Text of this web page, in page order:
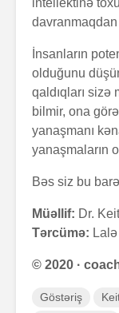
intellektinə
İnsanların
olduğunu
qaldıqları sizə
bilmir, ona
yanaşmanı
yanaşmaların
Bəs siz bu
Müəllif: Dr.
Tərcümə:
© 2020 ·
Göstəriş